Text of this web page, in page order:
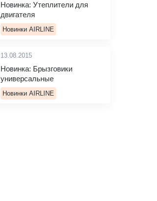
Новинка: Утеплители для
двигателя
Новинки AIRLINE
13.08.2015
Новинка: Брызговики
универсальные
Новинки AIRLINE